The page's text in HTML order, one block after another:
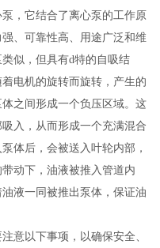
，它结合了离心泵的工作原
、可靠性高、用途广泛和维
似，但具有d特的自吸结
电机的旋转而旋转，产生的
之间形成一个负压区域。这
入，从而形成一个充满混合
体后，会被送入叶轮内部，
动下，油液被推入管道内
液一同被推出泵体，保证油
意以下事项，以确保安全、